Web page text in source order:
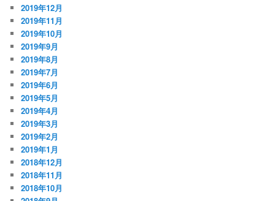
2019年12月
2019年11月
2019年10月
2019年9月
2019年8月
2019年7月
2019年6月
2019年5月
2019年4月
2019年3月
2019年2月
2019年1月
2018年12月
2018年11月
2018年10月